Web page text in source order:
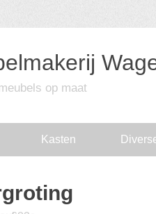
op maat
Kasten